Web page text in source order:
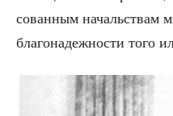
со­ван­ным началь­ствам
бла­го­на­деж­но­сти того